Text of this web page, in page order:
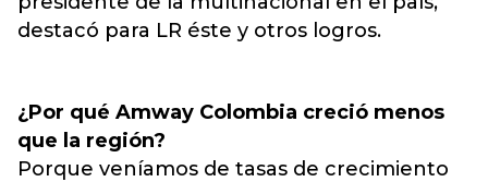
destacó para LR éste y otros logros.
¿Por qué Amway Colombia creció menos
que la región?
Porque veníamos de tasas de crecimiento